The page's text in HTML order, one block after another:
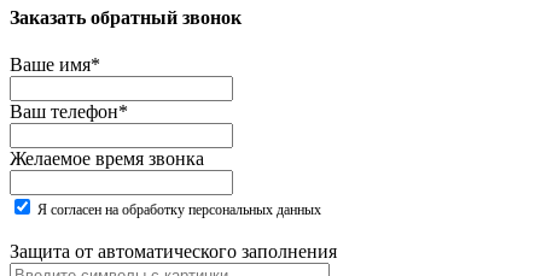
Заказать обратный звонок
Ваше имя*
Ваш телефон*
Желаемое время звонка
Я согласен на обработку персональных данных
Защита от автоматического заполнения